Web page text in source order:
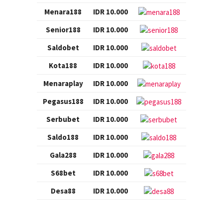
Menara188
IDR 10.000
Senior188
IDR 10.000
Saldobet
IDR 10.000
Kota188
IDR 10.000
Menaraplay
IDR 10.000
Pegasus188
IDR 10.000
Serbubet
IDR 10.000
Saldo188
IDR 10.000
Gala288
IDR 10.000
S68bet
IDR 10.000
Desa88
IDR 10.000